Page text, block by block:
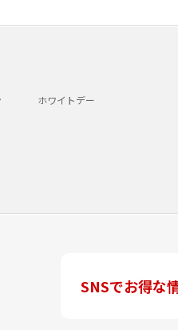
ホワイトデー
SNSでお得な